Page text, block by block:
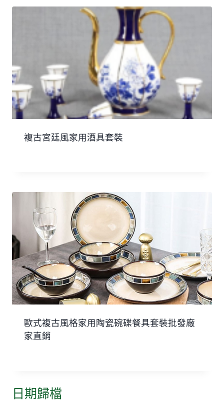
複古宮廷風家用酒具套裝
歐式複古風格家用陶瓷碗碟餐具套裝批發廠
家直銷
日期歸檔